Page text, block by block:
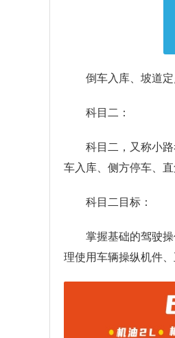
倒车入库、坡道
科目二：
科目二，又称小
车入库、侧方停车、
科目二目标：
掌握基础的驾驶
理使用车辆操纵机件